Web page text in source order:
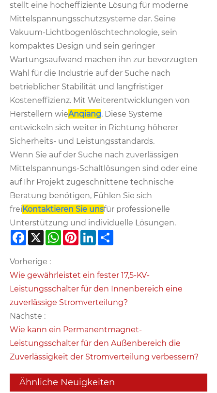
stellt eine hocheffiziente Lösung für moderne
Mittelspannungsschutzsysteme dar. Seine
Vakuum-Lichtbogenlöschtechnologie, sein
kompaktes Design und sein geringer
Wartungsaufwand machen ihn zur bevorzugten
Wahl für die Industrie auf der Suche nach
betrieblicher Stabilität und langfristiger
Kosteneffizienz. Mit Weiterentwicklungen von
Herstellern wieAnqiang, Diese Systeme
entwickeln sich weiter in Richtung höherer
Sicherheits- und Leistungsstandards.
Wenn Sie auf der Suche nach zuverlässigen
Mittelspannungs-Schaltlösungen sind oder eine
auf Ihr Projekt zugeschnittene technische
Beratung benötigen, Fühlen Sie sich
freiKontaktieren Sie unsfür professionelle
Unterstützung und individuelle Lösungen.
Facebook
X WhatsApp
PinterestLinkedIn
Vorherige :
Wie gewährleistet ein fester 17,5-KV-
Leistungsschalter für den Innenbereich eine
zuverlässige Stromverteilung?
Nächste :
Wie kann ein Permanentmagnet-
Leistungsschalter für den Außenbereich die
Zuverlässigkeit der Stromverteilung verbessern?
Ähnliche Neuigkeiten